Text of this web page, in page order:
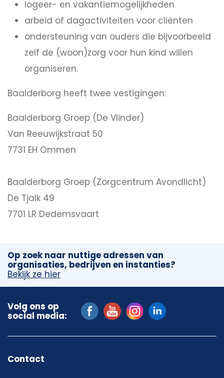
logeer- en vakantiemogelijkheden
arbeid of dagactiviteiten voor cliënten
ondersteuning van ouders die bijvoorbeeld
zelf de (woon)zorg voor hun kind willen
organiseren.
Baalderborg heeft twee vestigingen:
Baalderborg Groep (De Vlinder)
Van Reeuwijkstraat 50
7731 EH Ommen
Baalderborg Groep (Zorgcentrum Avondlicht)
De Tjalk 49
7701 LR Dedemsvaart
Op zoek naar nuttige adressen van
organisaties, bedrijven en instanties?
Bekijk ze hier
Volg ons op
social media:
Contact